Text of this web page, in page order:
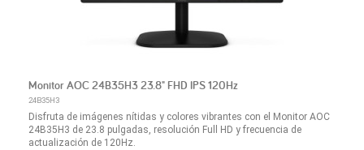
Monitor AOC 24B35H3 23.8" FHD IPS 120Hz
24B35H3
Disfruta de imágenes nítidas y colores vibrantes con el Monitor AOC
24B35H3 de 23.8 pulgadas, resolución Full HD y frecuencia de
actualización de 120Hz.